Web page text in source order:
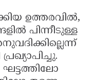
ഉത്തരവിൽ,
പിന്നീടുള്ള